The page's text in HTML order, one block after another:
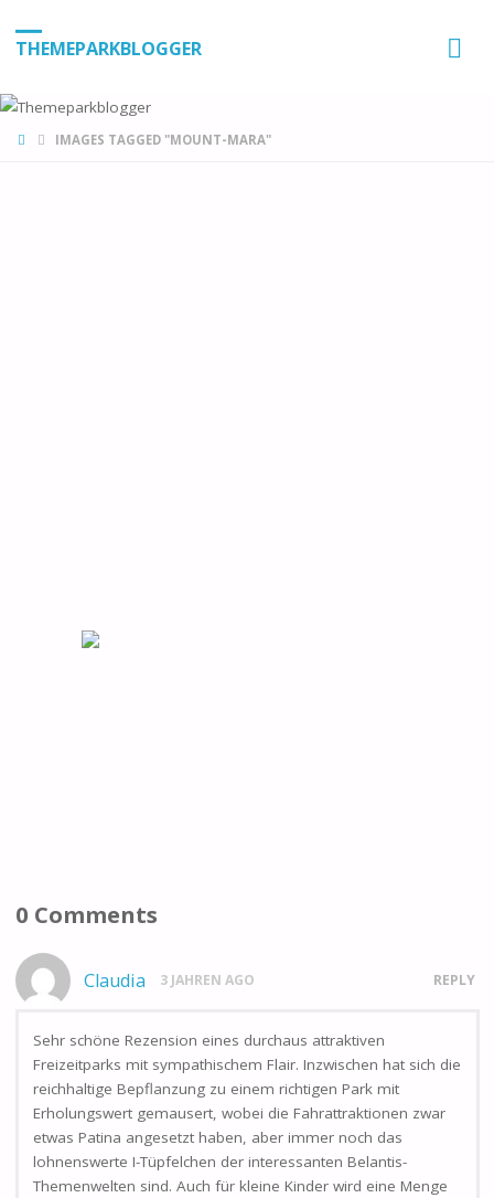
THEMEPARKBLOGGER
HOMEIMAGES TAGGED "MOUNT-MARA"
0 Comments
Claudia 3 JAHREN AGO REPLY
Sehr schöne Rezension eines durchaus attraktiven
Freizeitparks mit sympathischem Flair. Inzwischen hat sich die
reichhaltige Bepflanzung zu einem richtigen Park mit
Erholungswert gemausert, wobei die Fahrattraktionen zwar
etwas Patina angesetzt haben, aber immer noch das
lohnenswerte I-Tüpfelchen der interessanten Belantis-
Themenwelten sind. Auch für kleine Kinder wird eine Menge